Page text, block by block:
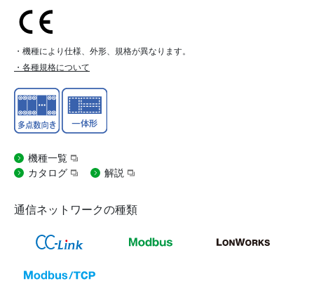
・機種により仕様、外形、規格が異なります。
・各種規格について
機種一覧
カタログ
解説
通信ネットワークの種類